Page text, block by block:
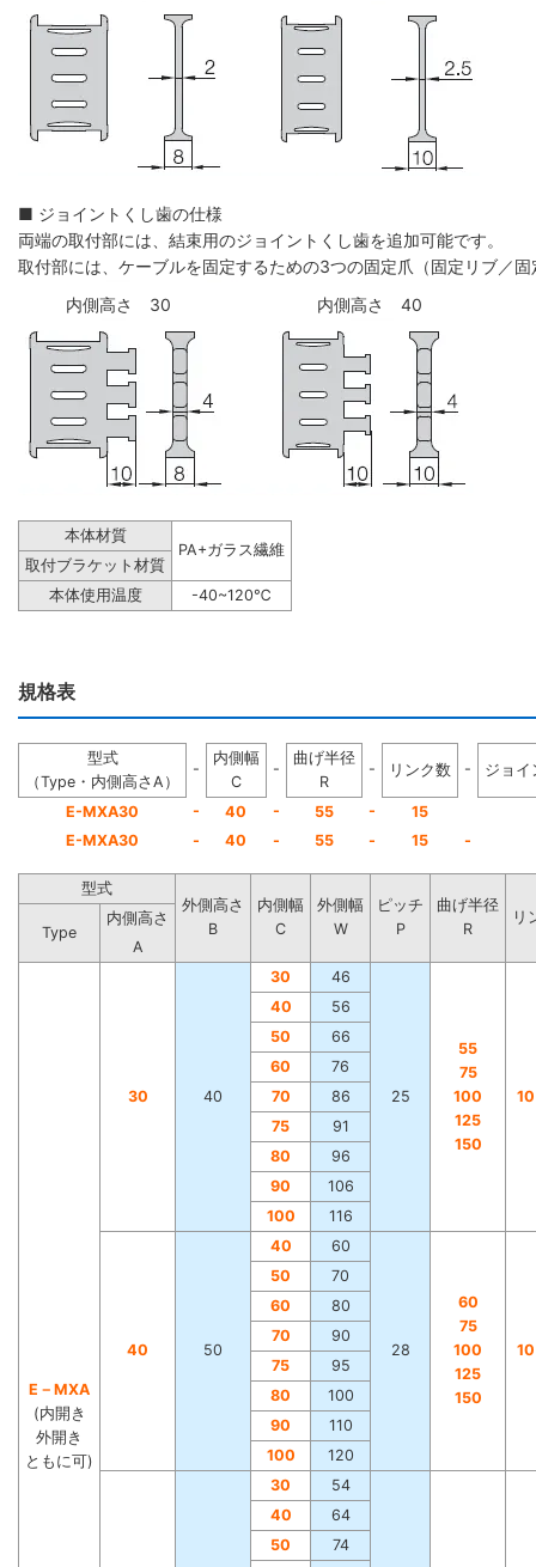
■ ジョイントくし歯の仕様
両端の取付部には、結束用のジョイントくし歯を追加可能です。
取付部には、ケーブルを固定するための3つの固定爪（固定リブ／
内側高さ 30
内側高さ 40
本体材質
PA+ガラス繊維
取付ブラケット材質
本体使用温度
-40~120℃
規格表
型式
（Type・内側高さA）
-
内側幅
C
-
曲げ半径
R
- リンク数 - ジョイ
E-MXA30 - 40 - 55 -
15
E-MXA30
- 40 - 55 - 15 -
型式
外側高さ
B
内側幅
C
外側幅
W
ピッチ
P
曲げ半径
R
リ
Type
内側高さ
A
E－MXA
(内開き
外開き
ともに可)
30 40
30 46
25
55
75
100
125
150
40
56
50
66
60
76
70
86
75
91
80
96
90
106
100
116
40 50
40 60
28
60
75
100
125
150
50
70
60
80
70
90
75
95
80
100
90
110
100
120
30 54
40
64
50
74